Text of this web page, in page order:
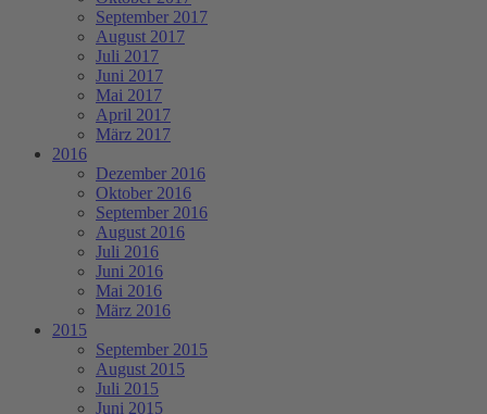
September 2017
August 2017
Juli 2017
Juni 2017
Mai 2017
April 2017
März 2017
2016
Dezember 2016
Oktober 2016
September 2016
August 2016
Juli 2016
Juni 2016
Mai 2016
März 2016
2015
September 2015
August 2015
Juli 2015
Juni 2015